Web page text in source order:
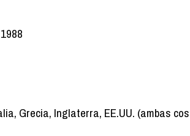
1988
Grecia, Inglaterra, EE.UU. (ambas